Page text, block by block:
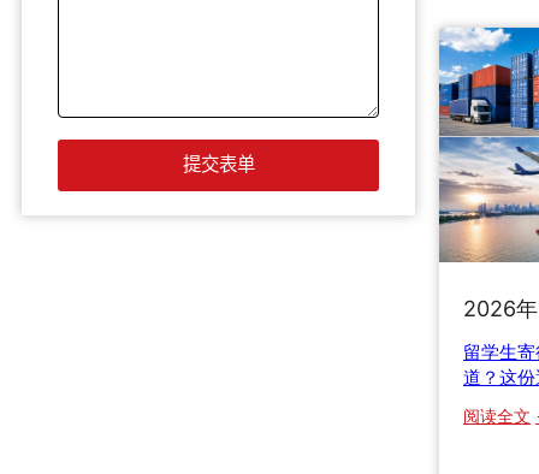
2026
留学生
道？这
阅读全文